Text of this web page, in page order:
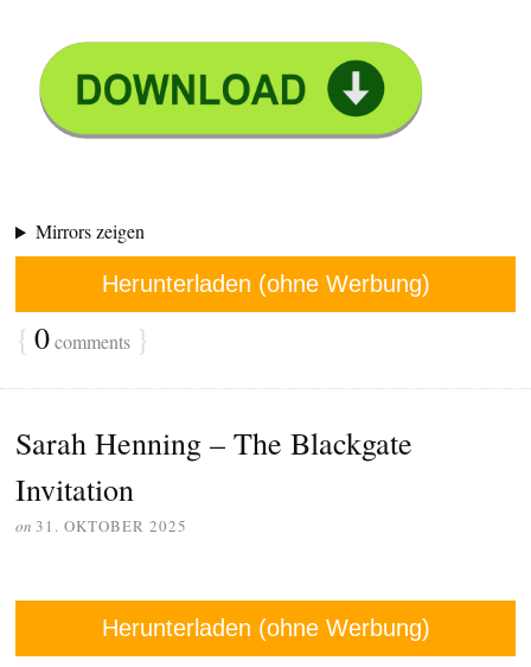
Mirrors zeigen
Herunterladen (ohne Werbung)
{ 0comments }
Sarah Henning – The Blackgate
Invitation
on 31. OKTOBER 2025
Herunterladen (ohne Werbung)